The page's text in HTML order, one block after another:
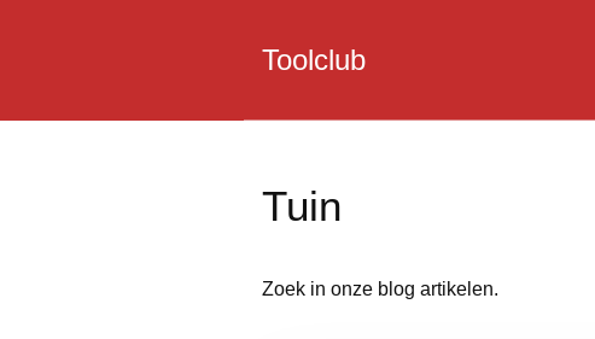
Toolclub
Tuin
Zoek in onze blog artikelen.